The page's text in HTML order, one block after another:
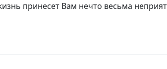
принесет Вам нечто весьма